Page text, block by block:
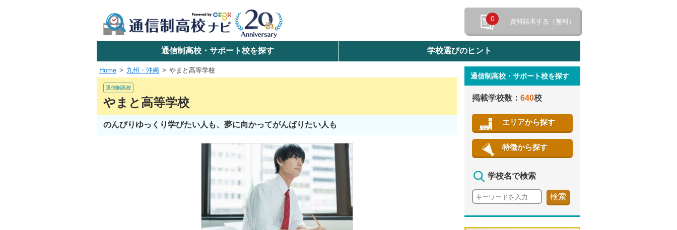
0 資料請求する（無料）
学校名で探す
検索
北陸・甲信越
中国
九州・沖縄
通信制高校・サポート校を探す 学校選びのヒント
Home 九州・沖縄 やまと高等学校
通信制高校
やまと高等学校
のんびりゆっくり学びたい人も、夢に向かってがんばりたい人も
通信制高校・サポート校を探す
掲載学校数： 640校
エリアから探す
特徴から探す
学校名で検索